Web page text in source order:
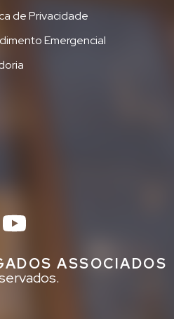
de Privacidade
Emergencial
ASSOCIADOS